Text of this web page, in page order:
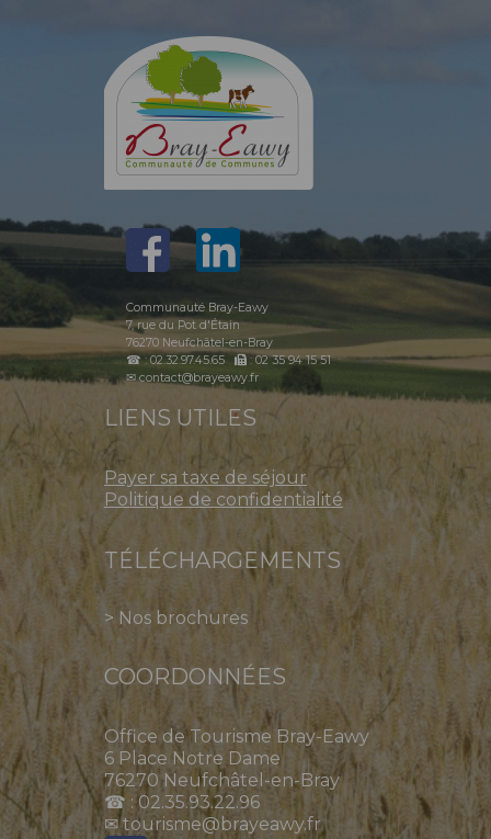
Communauté Bray-Eawy
7, rue du Pot d'Étain
76270 Neufchâtel-en-Bray
☎ : 02.32.97.45.65
: 02 35 94 15 51
✉ contact@brayeawy.fr
LIENS UTILES
Payer sa taxe de séjour
Politique de confidentialité
TÉLÉCHARGEMENTS
> Nos brochures
COORDONNÉES
Office de Tourisme Bray-Eawy
6 Place Notre Dame
76270 Neufchâtel-en-Bray
☎ : 02.35.93.22.96
✉ tourisme@brayeawy.fr